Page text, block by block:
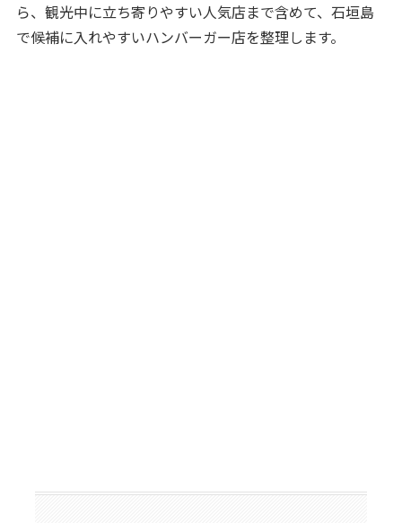
ら、観光中に立ち寄りやすい人気店まで含めて、石垣島
で候補に入れやすいハンバーガー店を整理します。